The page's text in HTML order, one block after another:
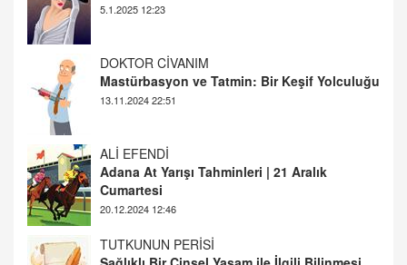
13.11.2024 22:51
ALİ EFENDİ
Adana At Yarışı Tahminleri | 21 Aralık
Cumartesi
TUTKUNUN PERİSİ
Sağlıklı Bir Cinsel Yaşam ile İlgili Bilinmesi
Gerekenler
08.11.2024 13:16
FARUK ÖNALAN